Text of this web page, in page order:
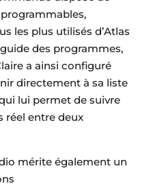
les plus utilisés d’Atlas
des programmes,
a ainsi configuré
directement à sa liste
lui permet de suivre
réel entre deux
mérite également un